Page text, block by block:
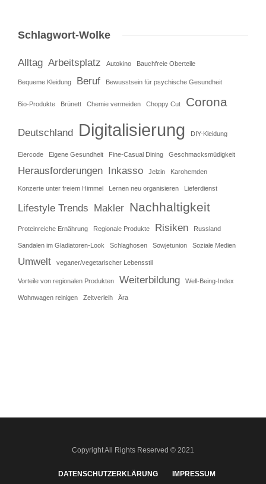
Schlagwort-Wolke
Alltag Arbeitsplatz Autokino Bauchfreie Oberteile
Bequeme Kleidung Beruf Bewusstsein für psychische Gesundheit
Bio-Produkte Brünett Chemie vermeiden Choppy Cut Corona
Deutschland Digitalisierung DIY-Kleidung
Eiercode Eigene Gesundheit Fine-Casual Dining Geschmacksmüdigkeit
Herausforderungen Inkasso Jelzin Karohemden
Konzerte unter freiem Himmel Lernen neu organisieren Lieferdienst
Lifestyle Trends Makler Nachhaltigkeit
Proteinreiche Ernährung Regionale Produkte Risiken Russland
Sandalen im Gladiatoren-Look Schlaghosen Sowjetunion Soziale Medien
Umwelt veganer/vegetarischer Lebensstil
Vorteile von regionalen Produkten Weiterbildung Well-Being-Index
Wohnwagen reinigen Zeltverleih Ära
Copyright All Rights Reserved © 2021
DATENSCHUTZERKLÄRUNG IMPRESSUM